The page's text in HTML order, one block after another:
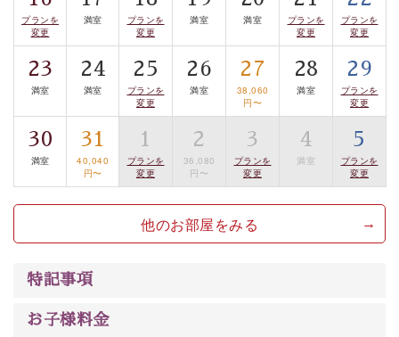
は【3日前まで】にお電話ください。
※交通規制などにより運行できない日がございます
※年末年始及び御柱祭前後は運行しておりません
以上がプラン内容です。
上諏訪温泉“しんゆ”なら諏訪大社など歴史ある諏訪の街
で心癒されます。
清らかな源泉、自然の恵みあるお食事、諏訪湖に包まれ
るお部屋、 大人のたしなみを感じていただける、美しく
癒される宿で贅沢に幸せのときを安心してお過ごしくだ
プランを
変更
満室
プランを
変更
満室 満室
プランを
変更
プランを
変更
23
満室
24
満室
25
プランを
変更
26
満室
27
38,060
円〜
28
満室
29
プランを
変更
30
満室
31
40,040
円〜
1
プランを
変更
2
36,080
円〜
3
プランを
変更
4
満室
5
プランを
変更
他のお部屋をみる
特記事項
お子様料金